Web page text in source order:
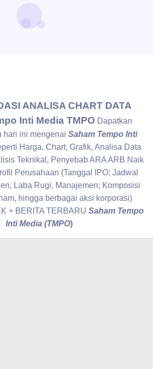
ANALISA CHART DATA
Inti Media TMPO Dapatkan
hari ini mengenai Saham Tempo Inti
Harga, Chart, Grafik, Analisa Data
Teknikal, Penyebab ARA ARB Naik
Perusahaan (Tanggal IPO; Jadwal
Laba Rugi, Manajemen; Komposisi
hingga berbagai aksi korporasi)
+ BERITA TERBARU Saham Tempo
Inti Media (TMPO)